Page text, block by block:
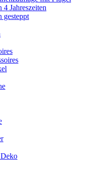
4 Jahreszeiten
gesteppt